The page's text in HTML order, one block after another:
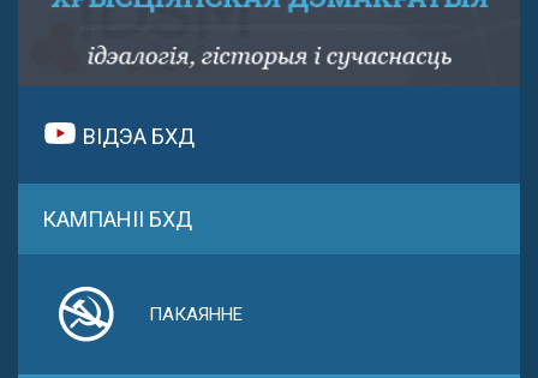
ВІДЭА БХД
КАМПАНІІ БХД
ПАКАЯННЕ